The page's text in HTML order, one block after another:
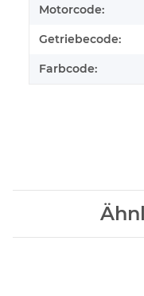
Motorcode:
Getriebecode:
Farbcode: